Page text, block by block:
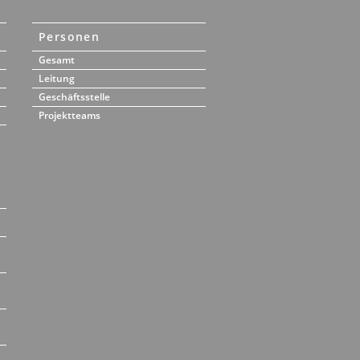
Personen
Gesamt
Leitung
Geschäftsstelle
Projektteams